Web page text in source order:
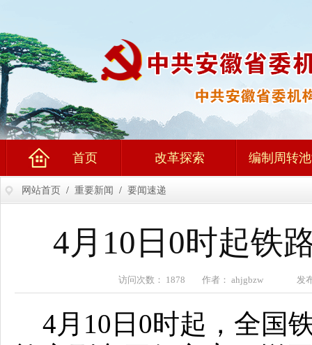
首页 改革探索 编制周转
网站首页 / 重要新闻 / 要闻速递
4月10日0时起铁
访问次数： 1878 作者： ahjgbzw 发布
4月10日0时起，全国